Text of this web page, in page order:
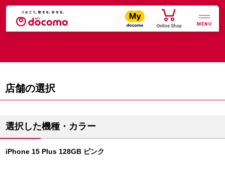
MENU
店舗の選択
選択した機種・カラー
iPhone 15 Plus 128GB ピンク